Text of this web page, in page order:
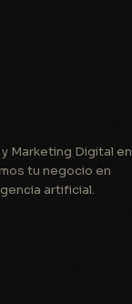
y Marketing Digital en
tu negocio en
artificial.